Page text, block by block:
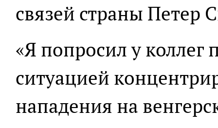
связей страны Петер
«Я попросил у коллег
ситуацией
нападения на